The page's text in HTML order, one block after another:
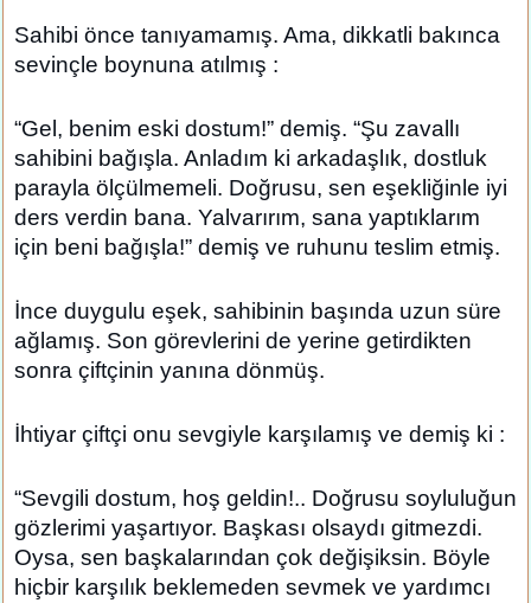
Sahibi önce tanıyamamış. Ama, dikkatli bakınca
sevinçle boynuna atılmış :
“Gel, benim eski dostum!” demiş. “Şu zavallı
sahibini bağışla. Anladım ki arkadaşlık, dostluk
parayla ölçülmemeli. Doğrusu, sen eşekliğinle iyi
ders verdin bana. Yalvarırım, sana yaptıklarım
için beni bağışla!” demiş ve ruhunu teslim etmiş.
İnce duygulu eşek, sahibinin başında uzun süre
ağlamış. Son görevlerini de yerine getirdikten
sonra çiftçinin yanına dönmüş.
İhtiyar çiftçi onu sevgiyle karşılamış ve demiş ki :
“Sevgili dostum, hoş geldin!.. Doğrusu soyluluğun
gözlerimi yaşartıyor. Başkası olsaydı gitmezdi.
Oysa, sen başkalarından çok değişiksin. Böyle
hiçbir karşılık beklemeden sevmek ve yardımcı